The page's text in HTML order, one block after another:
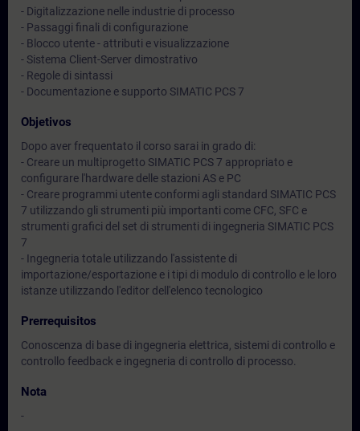
- Digitalizzazione nelle industrie di processo
- Passaggi finali di configurazione
- Blocco utente - attributi e visualizzazione
- Sistema Client-Server dimostrativo
- Regole di sintassi
- Documentazione e supporto SIMATIC PCS 7
Objetivos
Dopo aver frequentato il corso sarai in grado di:
- Creare un multiprogetto SIMATIC PCS 7 appropriato e
configurare l'hardware delle stazioni AS e PC
- Creare programmi utente conformi agli standard SIMATIC PCS
7 utilizzando gli strumenti più importanti come CFC, SFC e
strumenti grafici del set di strumenti di ingegneria SIMATIC PCS
7
- Ingegneria totale utilizzando l'assistente di
importazione/esportazione e i tipi di modulo di controllo e le loro
istanze utilizzando l'editor dell'elenco tecnologico
Prerrequisitos
Conoscenza di base di ingegneria elettrica, sistemi di controllo e
controllo feedback e ingegneria di controllo di processo.
Nota
-